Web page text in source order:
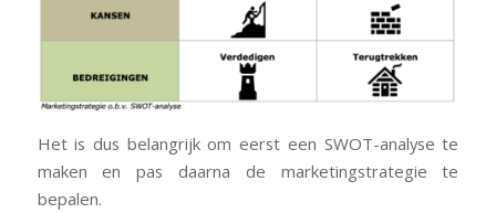
Het is dus belangrijk om eerst een SWOT-analyse te
maken en pas daarna de marketingstrategie te
bepalen.